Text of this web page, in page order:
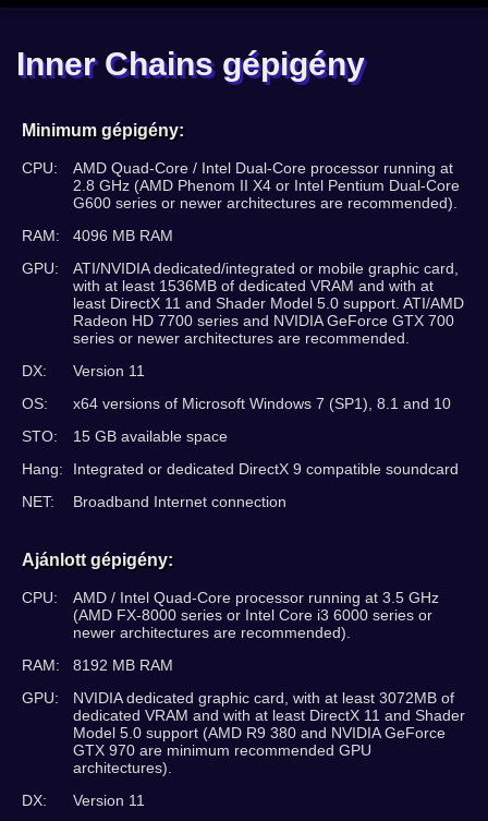
Inner Chains gépigény
Minimum gépigény:
CPU:
AMD Quad-Core / Intel Dual-Core processor running at
2.8 GHz (AMD Phenom II X4 or Intel Pentium Dual-Core
G600 series or newer architectures are recommended).
RAM:
4096 MB RAM
GPU:
ATI/NVIDIA dedicated/integrated or mobile graphic card,
with at least 1536MB of dedicated VRAM and with at
least DirectX 11 and Shader Model 5.0 support. ATI/AMD
Radeon HD 7700 series and NVIDIA GeForce GTX 700
series or newer architectures are recommended.
DX:
Version 11
OS:
x64 versions of Microsoft Windows 7 (SP1), 8.1 and 10
STO:
15 GB available space
Hang:
Integrated or dedicated DirectX 9 compatible soundcard
NET:
Broadband Internet connection
Ajánlott gépigény:
CPU:
AMD / Intel Quad-Core processor running at 3.5 GHz
(AMD FX-8000 series or Intel Core i3 6000 series or
newer architectures are recommended).
RAM:
8192 MB RAM
GPU:
NVIDIA dedicated graphic card, with at least 3072MB of
dedicated VRAM and with at least DirectX 11 and Shader
Model 5.0 support (AMD R9 380 and NVIDIA GeForce
GTX 970 are minimum recommended GPU
architectures).
DX:
Version 11